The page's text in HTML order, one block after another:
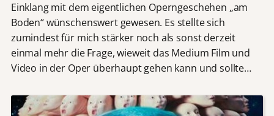
Einklang mit dem eigentlichen Operngeschehen „am
Boden“ wünschenswert gewesen. Es stellte sich
zumindest für mich stärker noch als sonst derzeit
einmal mehr die Frage, wieweit das Medium Film und
Video in der Oper überhaupt gehen kann und sollte…